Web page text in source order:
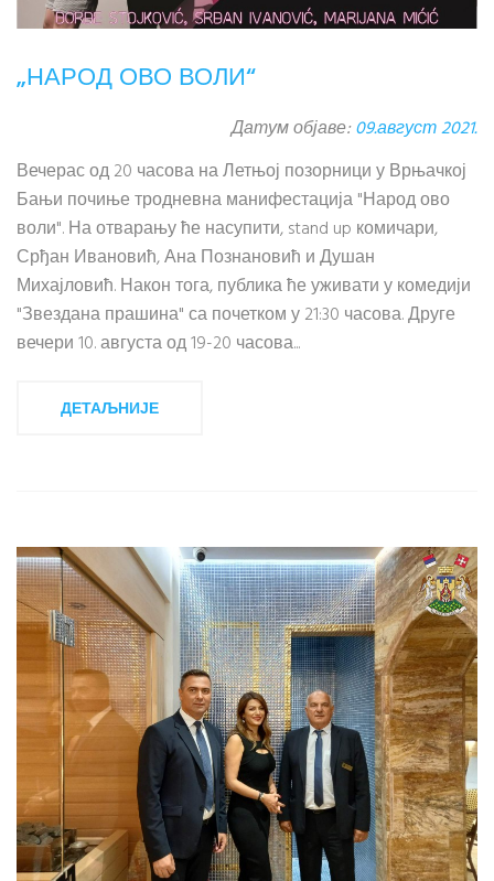
„НАРОД ОВО ВОЛИ“
Датум објаве:09.август 2021.
Вечерас од 20 часова на Летњој позорници у Врњачкој
Бањи почиње тродневна манифестација "Народ ово
воли". На отварању ће насупити, stand up комичари,
Срђан Ивановић, Ана Познановић и Душан
Михајловић. Након тога, публика ће уживати у комедији
"Звездана прашина" са почетком у 21:30 часова. Друге
вечери 10. августа од 19-20 часова...
ДЕТАЉНИЈЕ